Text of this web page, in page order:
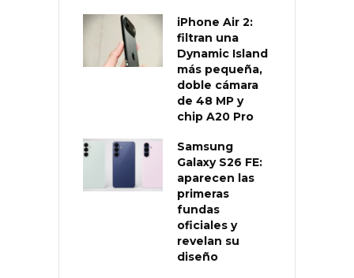
iPhone Air 2:
filtran una
Dynamic Island
más pequeña,
doble cámara
de 48 MP y
chip A20 Pro
Samsung
Galaxy S26 FE:
aparecen las
primeras
fundas
oficiales y
revelan su
diseño